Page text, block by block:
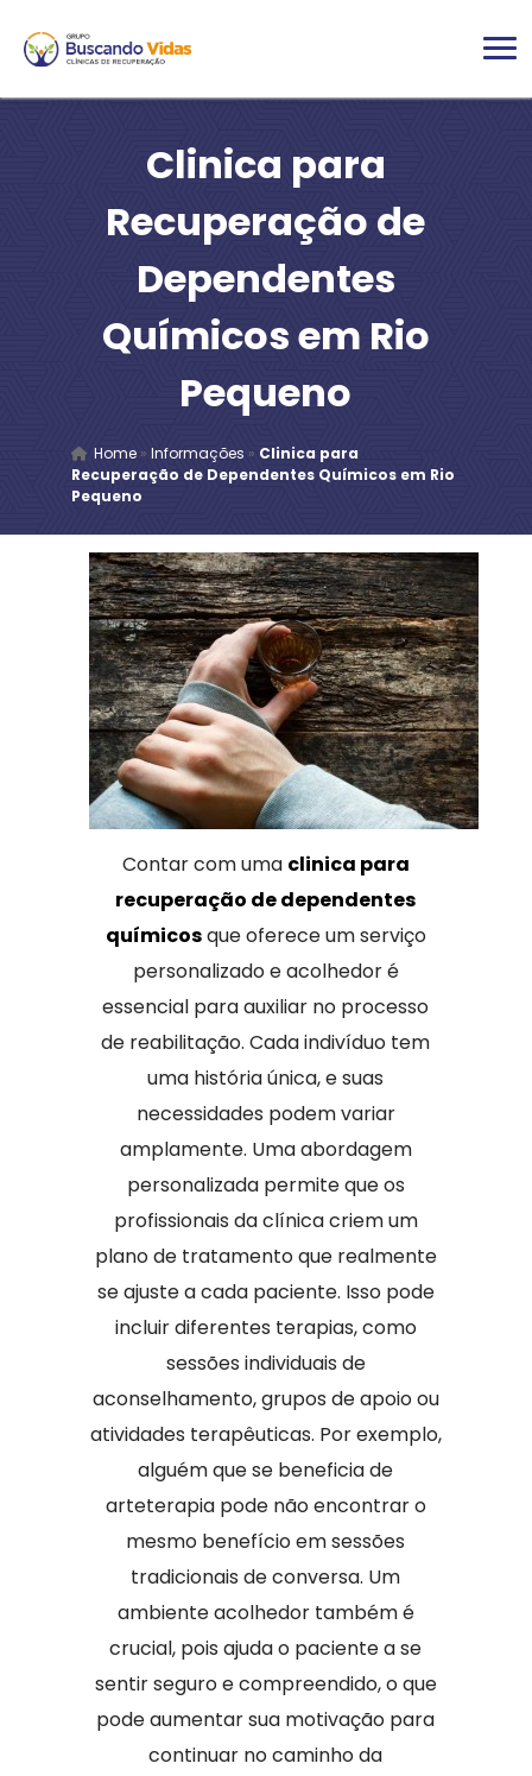
Clinica para
Recuperação de
Dependentes
Químicos em Rio
Pequeno
Home» Informações » Clinica para
Recuperação de Dependentes Químicos em Rio
Pequeno
Contar com uma clinica para
recuperação de dependentes
químicosque oferece um serviço
personalizado e acolhedor é
essencial para auxiliar no processo
de reabilitação. Cada indivíduo tem
uma história única, e suas
necessidades podem variar
amplamente. Uma abordagem
personalizada permite que os
profissionais da clínica criem um
plano de tratamento que realmente
se ajuste a cada paciente. Isso pode
incluir diferentes terapias, como
sessões individuais de
aconselhamento, grupos de apoio ou
atividades terapêuticas. Por exemplo,
alguém que se beneficia de
arteterapia pode não encontrar o
mesmo benefício em sessões
tradicionais de conversa. Um
ambiente acolhedor também é
crucial, pois ajuda o paciente a se
sentir seguro e compreendido, o que
pode aumentar sua motivação para
continuar no caminho da